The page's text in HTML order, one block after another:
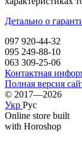
Детально о
097 920-44-32
095 249-88-10
063 309-25-06
Контактная
Полная версия
© 2017—2026
Укр Рус
Online store built
with Horoshop